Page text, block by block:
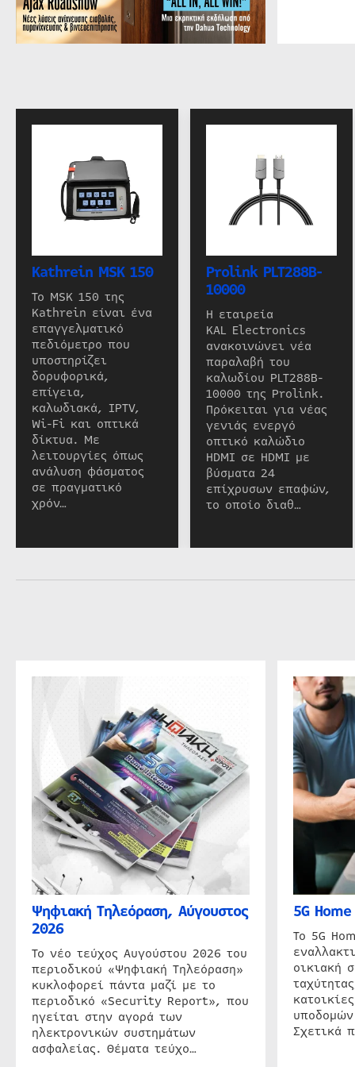
Kathrein MSK 150
Το MSK 150 της
Kathrein είναι ένα
επαγγελματικό
πεδιόμετρο που
υποστηρίζει
δορυφορικά,
επίγεια,
καλωδιακά, IPTV,
Wi-Fi και οπτικά
δίκτυα. Με
λειτουργίες όπως
ανάλυση φάσματος
σε πραγματικό
χρόν…
Prolink PLT288B-
10000
Η εταιρεία
KAL Electronics
ανακοινώνει νέα
παραλαβή του
καλωδίου PLT288B-
10000 της Prolink.
Πρόκειται για νέας
γενιάς ενεργό
οπτικό καλώδιο
HDMI σε HDMI με
βύσματα 24
επίχρυσων επαφών,
το οποίο διαθ…
Ψηφιακή Τηλεόραση, Αύγουστος
2026
Το νέο τεύχος Αυγούστου 2026 του
περιοδικού «Ψηφιακή Τηλεόραση»
κυκλοφορεί πάντα μαζί με το
περιοδικό «Security Report», που
ηγείται στην αγορά των
ηλεκτρονικών συστημάτων
ασφαλείας. Θέματα τεύχο…
5G
Το 5G
οικιακή
Σχετικά